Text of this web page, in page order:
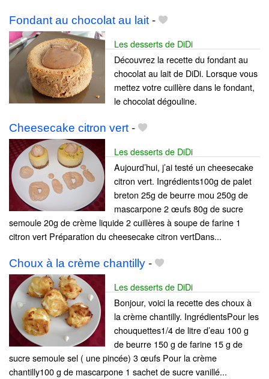
Fondant au chocolat au lait -
Les desserts de DiDi
Découvrez la recette du fondant au
chocolat au lait de DiDi. Lorsque vous
mettez votre cuillère dans le fondant,
le chocolat dégouline.
Cheesecake citron vert -
Les desserts de DiDi
Aujourd’hui, j’ai testé un cheesecake
citron vert. Ingrédients100g de palet
breton 25g de beurre mou 250g de
mascarpone 2 œufs 80g de sucre
semoule 20g de crème liquide 2 cuillères à soupe de farine 1
citron vert Préparation du cheesecake citron vertDans...
Choux à la crème chantilly -
Les desserts de DiDi
Bonjour, voici la recette des choux à
la crème chantilly. IngrédientsPour les
chouquettes1/4 de litre d’eau 100 g
de beurre 150 g de farine 15 g de
sucre semoule sel ( une pincée) 3 œufs Pour la crème
chantilly100 g de mascarpone 1 sachet de sucre vanillé...